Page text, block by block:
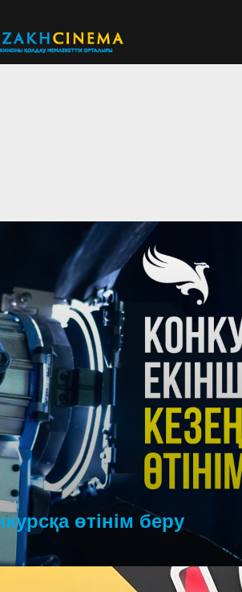
өтінім беру